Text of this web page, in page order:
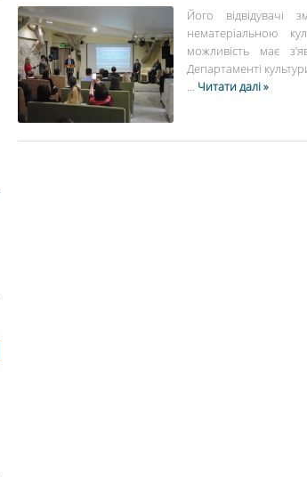
Його
нематеріальною
можливість має
Департаменті
... Читати далі »